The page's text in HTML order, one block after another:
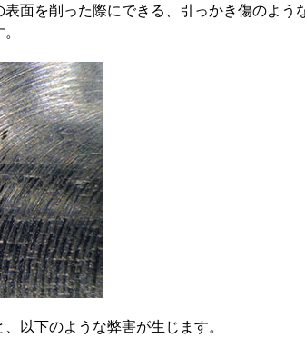
面を削った際にできる、引っかき傷のよう
以下のような弊害が生じます。